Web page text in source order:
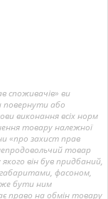
споживачів» ви
повернути або
виконання всіх норм
товару належної
«про захист прав
товар
він був придбаний,
фасоном,
бути ним
право на обмін товару